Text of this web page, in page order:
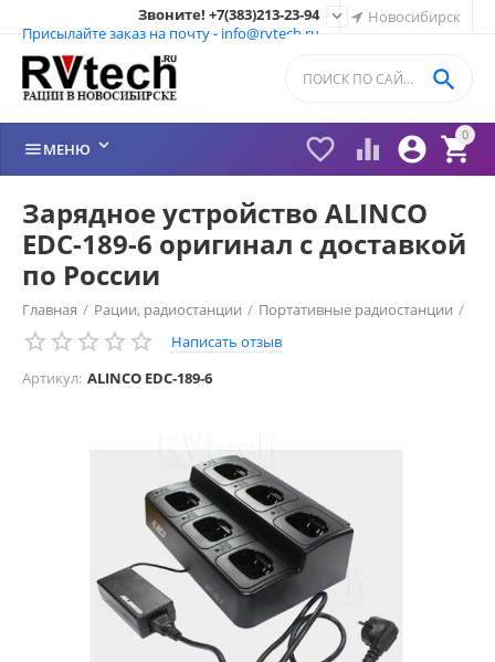
Новосибирск
Звоните! +7(383)213-23-94
Присылайте заказ на почту - info@rvtech.ru

0


 

МЕНЮ 
Зарядное устройство ALINCO
EDC-189-6 оригинал с доставкой
по России
Главная / Рации, радиостанции / Портативные радиостанции /
Рации Alinco (Япония) / Зарядное устройство Alinco
Написать отзыв
Артикул: ALINCO EDC-189-6